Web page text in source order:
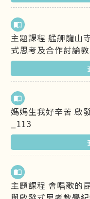
import_contacts
主題課程 艋舺龍山
式思考及合作討論
import_contacts
媽媽生我好辛苦 啟
_113
import_contacts
主題課程 會唱歌的